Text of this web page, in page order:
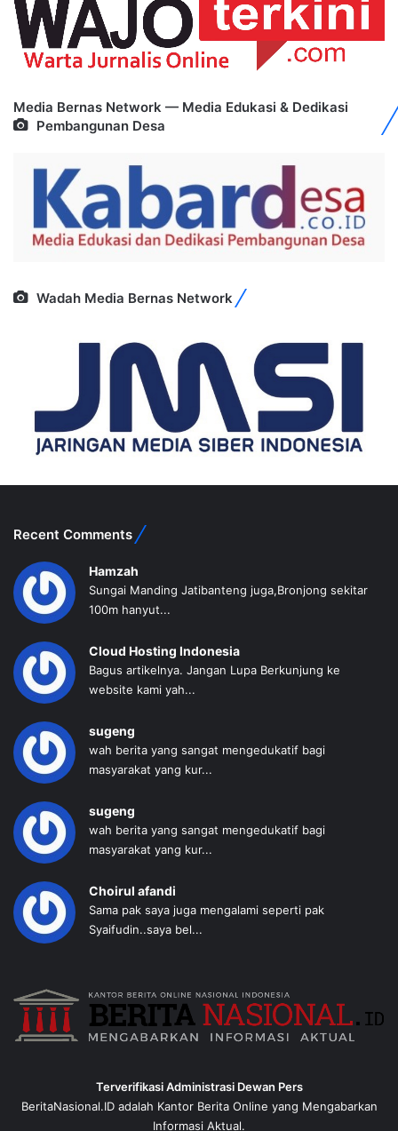
Media Bernas Network — Media Edukasi & Dedikasi
Pembangunan Desa
Wadah Media Bernas Network
Recent Comments
Hamzah
Sungai Manding Jatibanteng juga,Bronjong sekitar
100m hanyut...
Cloud Hosting Indonesia
Bagus artikelnya. Jangan Lupa Berkunjung ke
website kami yah...
sugeng
wah berita yang sangat mengedukatif bagi
masyarakat yang kur...
sugeng
wah berita yang sangat mengedukatif bagi
masyarakat yang kur...
Choirul afandi
Sama pak saya juga mengalami seperti pak
Syaifudin..saya bel...
Terverifikasi Administrasi Dewan Pers
BeritaNasional.ID adalah Kantor Berita Online yang Mengabarkan
Informasi Aktual.